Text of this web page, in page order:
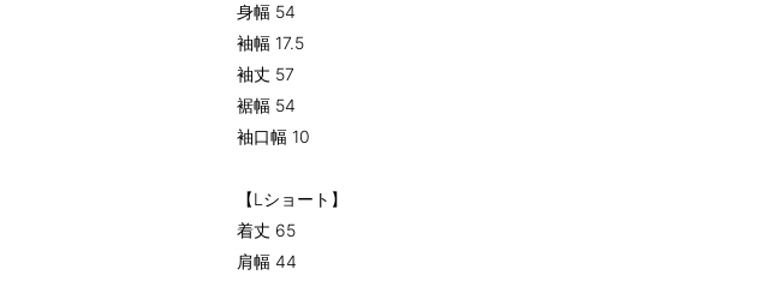
身幅 54
袖幅 17.5
袖丈 57
裾幅 54
袖口幅 10
【Lショート】
着丈 65
肩幅 44